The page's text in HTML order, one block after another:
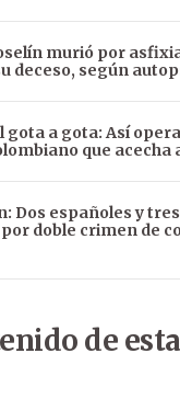
murió por
deceso, según
gota a gota: Así
que acecha
Dos españoles y
doble crimen de
de